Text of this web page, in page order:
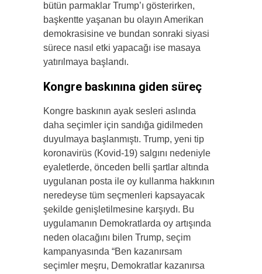
bütün parmaklar Trump’ı gösterirken,
başkentte yaşanan bu olayın Amerikan
demokrasisine ve bundan sonraki siyasi
sürece nasıl etki yapacağı ise masaya
yatırılmaya başlandı.
Kongre baskınına giden süreç
Kongre baskının ayak sesleri aslında
daha seçimler için sandığa gidilmeden
duyulmaya başlanmıştı. Trump, yeni tip
koronavirüs (Kovid-19) salgını nedeniyle
eyaletlerde, önceden belli şartlar altında
uygulanan posta ile oy kullanma hakkının
neredeyse tüm seçmenleri kapsayacak
şekilde genişletilmesine karşıydı. Bu
uygulamanın Demokratlarda oy artışında
neden olacağını bilen Trump, seçim
kampanyasında “Ben kazanırsam
seçimler meşru, Demokratlar kazanırsa